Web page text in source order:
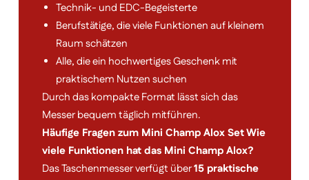
Technik- und EDC-Begeisterte
Berufstätige, die viele Funktionen auf kleinem
Raum schätzen
Alle, die ein hochwertiges Geschenk mit
praktischem Nutzen suchen
Durch das kompakte Format lässt sich das
Messer bequem täglich mitführen.
Häufige Fragen zum Mini Champ Alox SetWie
viele Funktionen hat das Mini Champ Alox?
Das Taschenmesser verfügt über15 praktische